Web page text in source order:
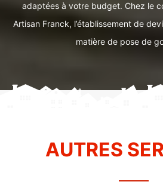
adaptées à votre budget. Chez le
Artisan Franck, l’établissement de
matière de pose de
AUTRES